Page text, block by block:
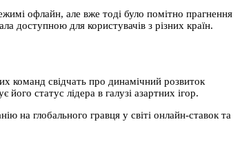
офлайн, але вже тоді було помітно прагнення
доступною для користувачів з різних країн.
команд свідчать про динамічний розвиток
статус лідера в галузі азартних ігор.
на глобального гравця у світі онлайн-ставок та